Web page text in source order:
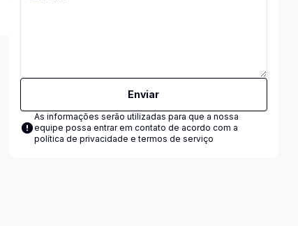
Enviar
As informações serão utilizadas para que a nossa
equipe possa entrar em contato de acordo com a
política de privacidade e termos de serviço